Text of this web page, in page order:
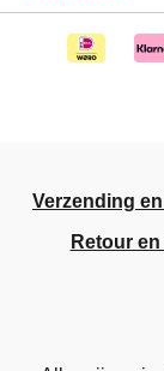
Verzending
Retour